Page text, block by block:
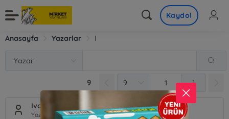
Kaydol
Anasayfa Yazarlar I
9 1
Ivan Repila
Yazar